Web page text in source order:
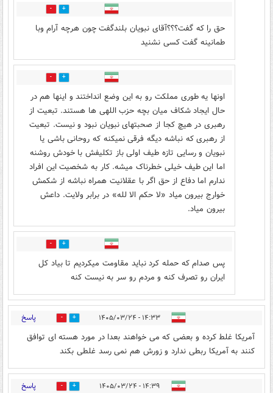
0
حق را که گفت؟؟؟آقای نبویان بلندگفت چون هرچه آرام وبا
طمانینه گفت کسی نشنید
0
اونها یه طوری مملکت رو به این وضع انداختند و اینها هم در
حال ایجاد شکاف میان بچه حزب اللهی ها هستند. تبعیت از
رهبری در هیچ کجا از صحبتهای نبویان نبود و نیست. تبعیت
از رهبری که نباشه دیگه فرقی نمیکنه که روحانی باشی یا
نبویان و رسایی تازه طیف اولی باز تکلیفش با خودش روشنه
اما این طیف خیلی خطرناک میشه. کار به شخصیت این افراد
ندارم اما دفاع از حق اگر با عقلانیت همراه نباشه از شکمش
خوارج بیرون میاد «لا حکم الا لله» در برابر ولایت. داعش
بیرون میاد.
0
پس صدام که حمله کرد نباید مقاومت میکردیم تا بیاد کل
ایران رو تصرف کنه و مردم رو سر به نیست کنه
۱۴:۳۳ - ۱۴۰۵/۰۳/۲۴ 0 پاسخ
آمریکا غلط کرده و بعضی که می خواهند بعدا در مورد هسته ای توافق
کنند به آمریکا ربطی ندارد و زورش هم نمی رسد غلطی بکند
۱۴:۳۹ - ۱۴۰۵/۰۳/۲۴ 0 پاسخ